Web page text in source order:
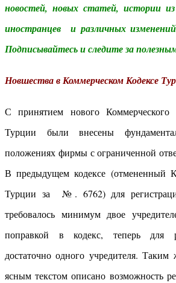
новостей, новых статей, истории
иностранцев и различных
Подписывайтесь и следите за
Новшества в Коммерческом Кодексе
С принятием нового Коммерческого
Турции были внесены
положениях фирмы с ограниченной
В предыдущем кодексе (отмененный
Турции за №. 6762) для
требовалось минимум двое
поправкой в кодекс, теперь для
достаточно одного учредителя.
ясным текстом описано возможность